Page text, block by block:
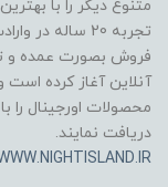
متنوع دیگر را با
تجربه 20
آنلاین آغاز کرده است
محصولات اورجینال را
دریافت نمایند.